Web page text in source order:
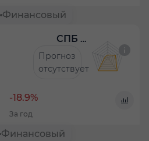
Финансовый
СПБ Биржа
Прогноз
отсутствует
-18.9%
За год
Финансовый